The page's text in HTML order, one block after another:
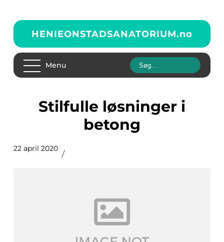
HENIEONSTADSANATORIUM.no
Menu
Stilfulle løsninger i
betong
22 april 2020